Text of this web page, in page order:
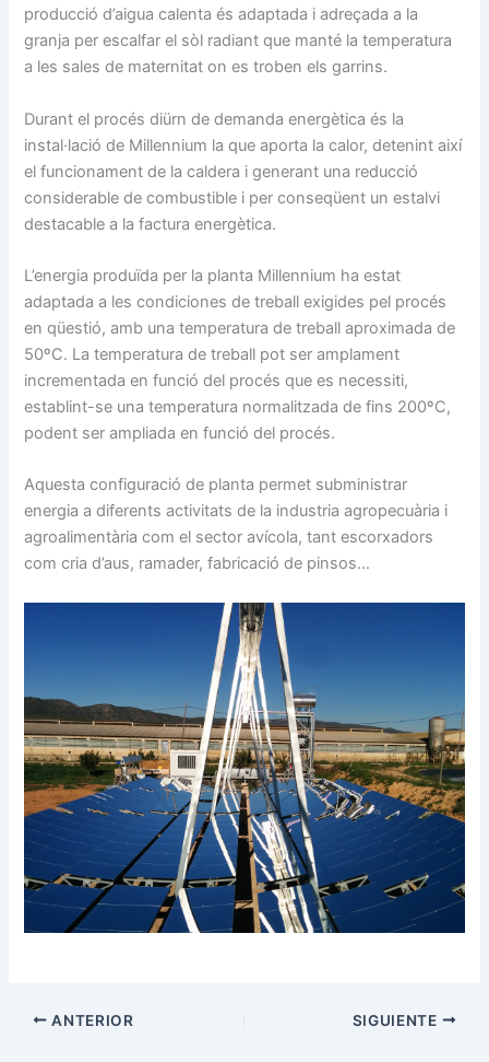
producció d’aigua calenta és adaptada i adreçada a la
granja per escalfar el sòl radiant que manté la temperatura
a les sales de maternitat on es troben els garrins.
Durant el procés diürn de demanda energètica és la
instal·lació de Millennium la que aporta la calor, detenint així
el funcionament de la caldera i generant una reducció
considerable de combustible i per conseqüent un estalvi
destacable a la factura energètica.
L’energia produïda per la planta Millennium ha estat
adaptada a les condiciones de treball exigides pel procés
en qüestió, amb una temperatura de treball aproximada de
50ºC. La temperatura de treball pot ser amplament
incrementada en funció del procés que es necessiti,
establint-se una temperatura normalitzada de fins 200ºC,
podent ser ampliada en funció del procés.
Aquesta configuració de planta permet subministrar
energia a diferents activitats de la industria agropecuària i
agroalimentària com el sector avícola, tant escorxadors
com cria d’aus, ramader, fabricació de pinsos…
ANTERIOR SIGUIENTE